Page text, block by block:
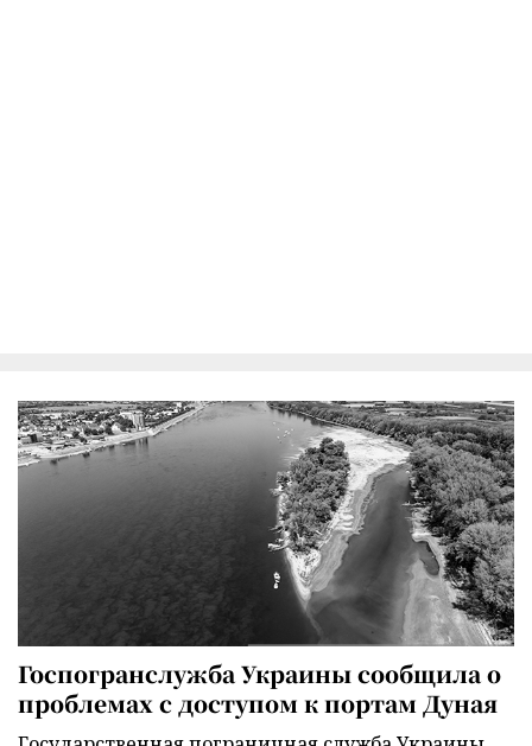
Госпогранслужба Украины сообщила о
проблемах с доступом к портам Дуная